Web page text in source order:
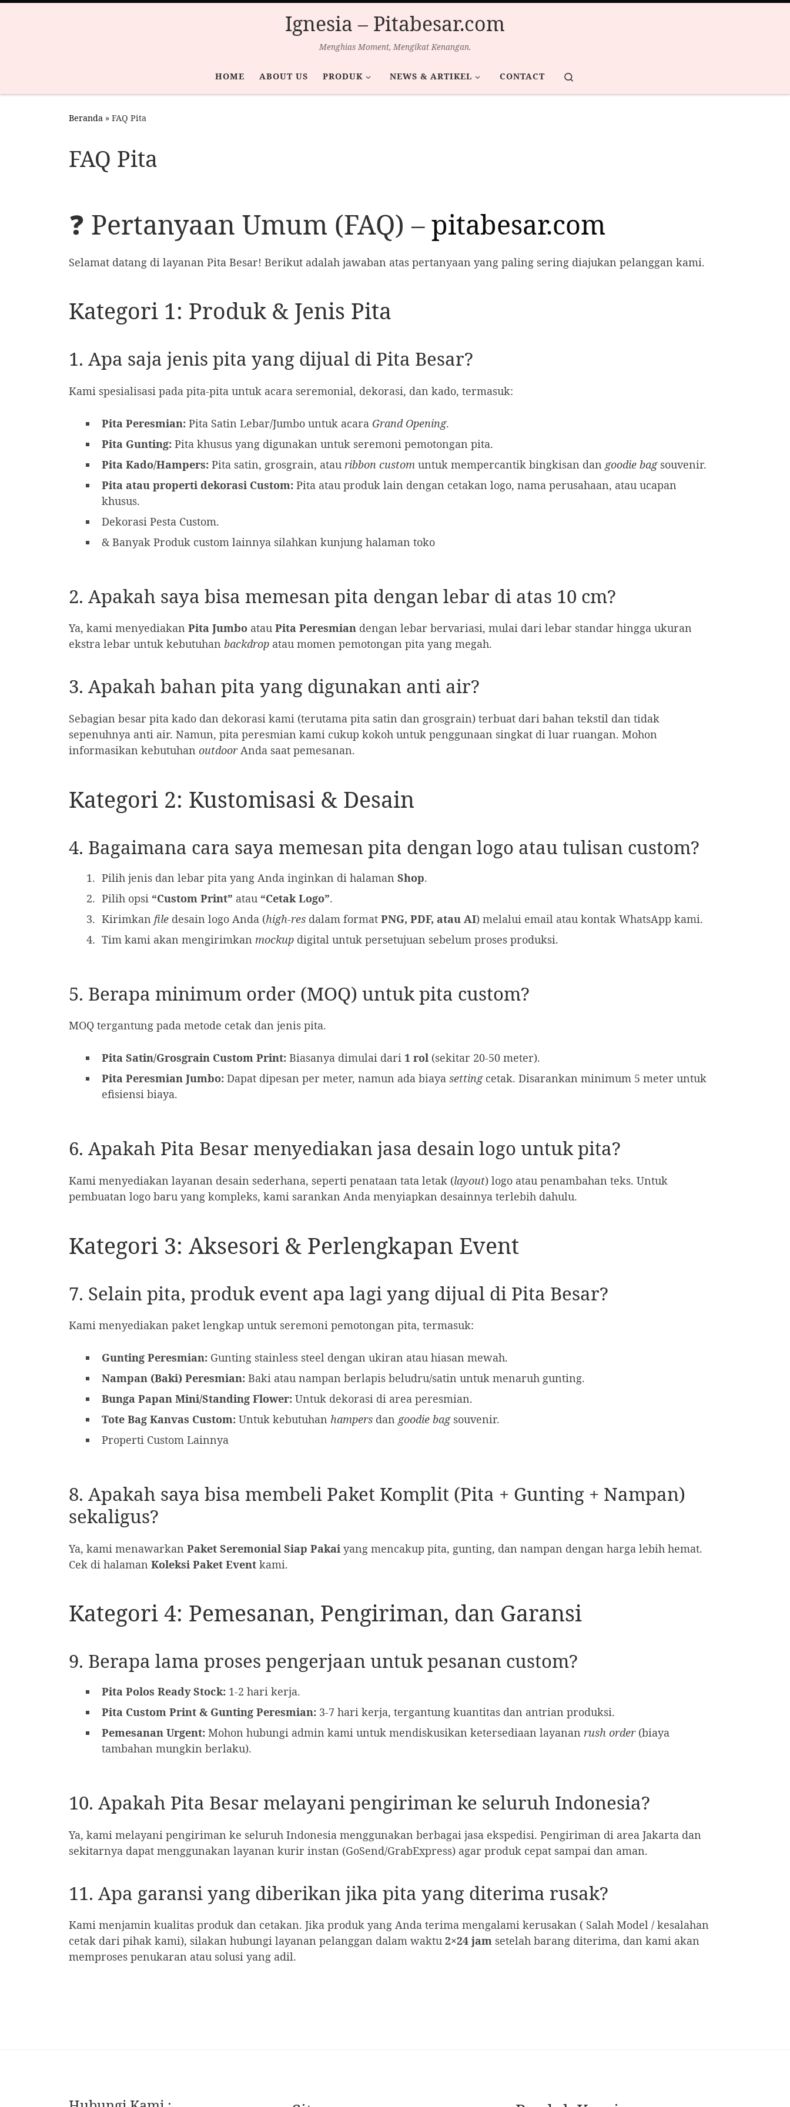
Ignesia – Pitabesar.com
Menghias Moment, Mengikat Kenangan.
HOME ABOUT US PRODUK NEWS & ARTIKEL CONTACT
Beranda » FAQ Pita
FAQ Pita
❓ Pertanyaan Umum (FAQ) –pitabesar.com
Selamat datang di layanan Pita Besar! Berikut adalah jawaban atas pertanyaan yang paling sering diajukan pelanggan kami.
Kategori 1: Produk & Jenis Pita
1. Apa saja jenis pita yang dijual di Pita Besar?
Kami spesialisasi pada pita-pita untuk acara seremonial, dekorasi, dan kado, termasuk:
Pita Peresmian: Pita Satin Lebar/Jumbo untuk acara Grand Opening.
Pita Gunting: Pita khusus yang digunakan untuk seremoni pemotongan pita.
Pita Kado/Hampers: Pita satin, grosgrain, atau ribbon custom untuk mempercantik bingkisan dan goodie bagsouvenir.
Pita atau properti dekorasi Custom: Pita atau produk lain dengan cetakan logo, nama perusahaan, atau ucapan
khusus.
Dekorasi Pesta Custom.
& Banyak Produk custom lainnya silahkan kunjung halaman toko
2. Apakah saya bisa memesan pita dengan lebar di atas 10 cm?
Ya, kami menyediakan Pita Jumbo atau Pita Peresmian dengan lebar bervariasi, mulai dari lebar standar hingga ukuran
ekstra lebar untuk kebutuhan backdrop atau momen pemotongan pita yang megah.
3. Apakah bahan pita yang digunakan anti air?
Sebagian besar pita kado dan dekorasi kami (terutama pita satin dan grosgrain) terbuat dari bahan tekstil dan tidak
sepenuhnya anti air. Namun, pita peresmian kami cukup kokoh untuk penggunaan singkat di luar ruangan. Mohon
informasikan kebutuhan outdoorAnda saat pemesanan.
Kategori 2: Kustomisasi & Desain
4. Bagaimana cara saya memesan pita dengan logo atau tulisan custom?
Pilih jenis dan lebar pita yang Anda inginkan di halaman Shop.
Pilih opsi “Custom Print” atau “Cetak Logo”.
Kirimkan file desain logo Anda (high-res dalam format PNG, PDF, atau AI) melalui email atau kontak WhatsApp kami.
Tim kami akan mengirimkan mockup digital untuk persetujuan sebelum proses produksi.
5. Berapa minimum order (MOQ) untuk pita custom?
MOQ tergantung pada metode cetak dan jenis pita.
Pita Satin/Grosgrain Custom Print: Biasanya dimulai dari 1 rol (sekitar 20-50 meter).
Pita Peresmian Jumbo: Dapat dipesan per meter, namun ada biaya settingcetak. Disarankan minimum 5 meter untuk
efisiensi biaya.
6. Apakah Pita Besar menyediakan jasa desain logo untuk pita?
Kami menyediakan layanan desain sederhana, seperti penataan tata letak (layout) logo atau penambahan teks. Untuk
pembuatan logo baru yang kompleks, kami sarankan Anda menyiapkan desainnya terlebih dahulu.
Kategori 3: Aksesori & Perlengkapan Event
7. Selain pita, produk event apa lagi yang dijual di Pita Besar?
Kami menyediakan paket lengkap untuk seremoni pemotongan pita, termasuk:
Gunting Peresmian: Gunting stainless steel dengan ukiran atau hiasan mewah.
Nampan (Baki) Peresmian: Baki atau nampan berlapis beludru/satin untuk menaruh gunting.
Bunga Papan Mini/Standing Flower: Untuk dekorasi di area peresmian.
Tote Bag Kanvas Custom: Untuk kebutuhan hampers dan goodie bagsouvenir.
Properti Custom Lainnya
8. Apakah saya bisa membeli Paket Komplit (Pita + Gunting + Nampan)
sekaligus?
Ya, kami menawarkan Paket Seremonial Siap Pakai yang mencakup pita, gunting, dan nampan dengan harga lebih hemat.
Cek di halaman Koleksi Paket Event kami.
Kategori 4: Pemesanan, Pengiriman, dan Garansi
9. Berapa lama proses pengerjaan untuk pesanan custom?
Pita Polos Ready Stock: 1-2 hari kerja.
Pita Custom Print & Gunting Peresmian: 3-7 hari kerja, tergantung kuantitas dan antrian produksi.
Pemesanan Urgent: Mohon hubungi admin kami untuk mendiskusikan ketersediaan layanan rush order(biaya
tambahan mungkin berlaku).
10. Apakah Pita Besar melayani pengiriman ke seluruh Indonesia?
Ya, kami melayani pengiriman ke seluruh Indonesia menggunakan berbagai jasa ekspedisi. Pengiriman di area Jakarta dan
sekitarnya dapat menggunakan layanan kurir instan (GoSend/GrabExpress) agar produk cepat sampai dan aman.
11. Apa garansi yang diberikan jika pita yang diterima rusak?
Kami menjamin kualitas produk dan cetakan. Jika produk yang Anda terima mengalami kerusakan ( Salah Model / kesalahan
cetak dari pihak kami), silakan hubungi layanan pelanggan dalam waktu 2×24 jam setelah barang diterima, dan kami akan
memproses penukaran atau solusi yang adil.